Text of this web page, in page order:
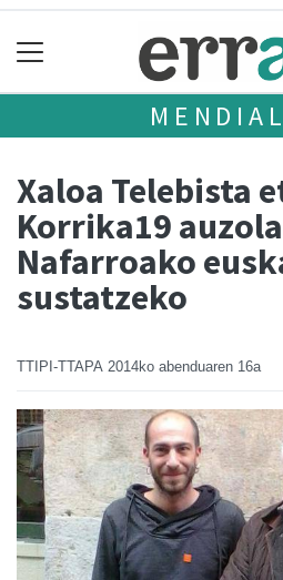
Xaloa Telebista
Korrika19
Nafarroako
sustatzeko
TTIPI-TTAPA 2014ko abenduaren 16a